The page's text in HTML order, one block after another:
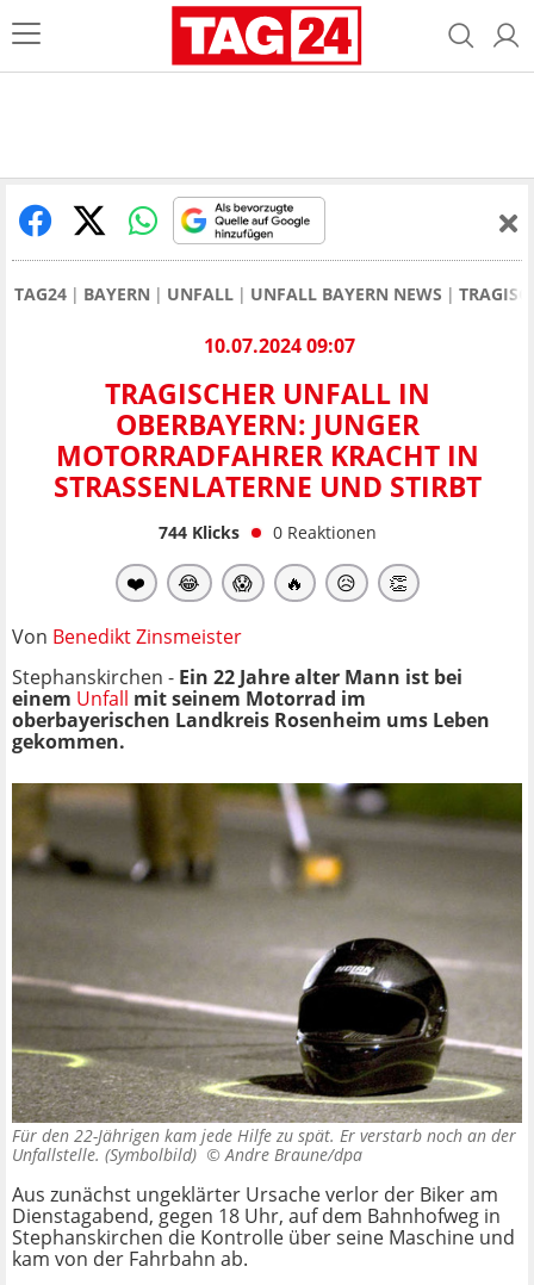
TAG24 BAYERN UNFALL UNFALL BAYERN NEWS
10.07.2024 09:07
TRAGISCHER UNFALL IN
OBERBAYERN: JUNGER
MOTORRADFAHRER KRACHT IN
STRASSENLATERNE UND STIRBT
744Klicks 0 Reaktionen
❤️ 😂 😱 🔥 😥 👏
Von Benedikt Zinsmeister
Stephanskirchen - Ein 22 Jahre alter Mann ist bei
einem Unfall mit seinem Motorrad im
oberbayerischen Landkreis Rosenheim ums Leben
gekommen.
Für den 22-Jährigen kam jede Hilfe zu spät. Er verstarb noch an der
Unfallstelle. (Symbolbild) ©Andre Braune/dpa
Aus zunächst ungeklärter Ursache verlor der Biker am
Dienstagabend, gegen 18 Uhr, auf dem Bahnhofweg in
Stephanskirchen die Kontrolle über seine Maschine und
kam von der Fahrbahn ab.